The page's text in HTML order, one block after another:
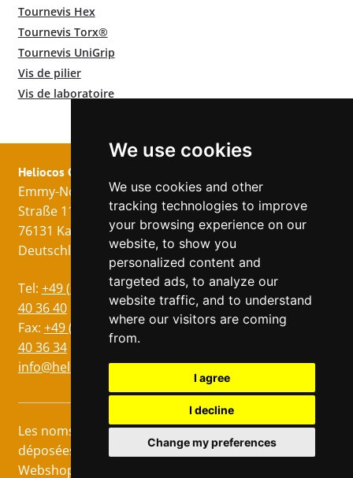
We use cookies
We use cookies and other
tracking technologies to improve
your browsing experience on our
website, to show you
personalized content and
targeted ads, to analyze our
website traffic, and to understand
where our visitors are coming
from.
I agree
I decline
Change my preferences
Tournevis Hex
Tournevis Torx®
Tournevis UniGrip
Vis de pilier
Vis de laboratoire
Heliocos GmbH
Emmy-Noether-
Straße 11
76131 Karlsruhe
Deutschland
Tel: +49 (0)721 75
40 36 40
Fax: +49 (0)721 75
40 36 34
info@heliocos.de
Imprimer
Protection des
données
CG
Langues
Allemand
Anglais
Espagnol
Les noms marqués d'un ® sont des marques
déposées des fabricants respectifs. © Heliocos
Webshop 2026